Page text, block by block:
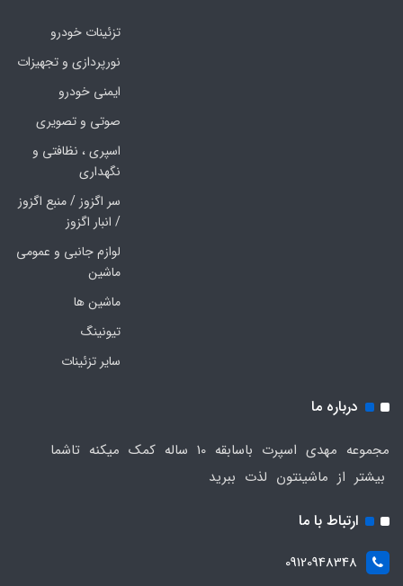
تزئینات خودرو
نورپردازی و تجهیزات
ایمنی خودرو
صوتی و تصویری
اسپری ، نظافتی و
نگهداری
سر اگزوز / منبع اگزوز
/ انبار اگزوز
لوازم جانبی و عمومی
ماشین
ماشین ها
تیونینگ
سایر تزئینات
درباره ما
مجموعه مهدی اسپرت باسابقه 10 ساله کمک میکنه تاشما
بیشتر از ماشینتون لذت ببرید
ارتباط با ما
09120948348